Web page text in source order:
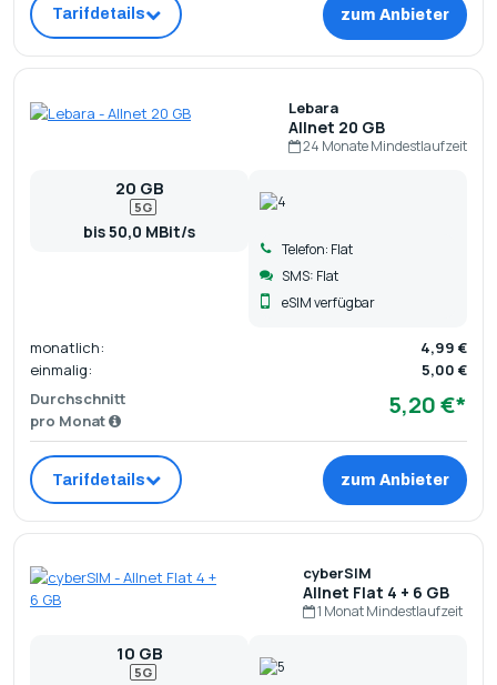
Tarifdetails zum Anbieter
Lebara
Allnet 20 GB
24 Monate Mindestlaufzeit
20 GB
5G
bis 50,0 MBit/s
Telefon: Flat
SMS: Flat
eSIM verfügbar
monatlich:
4,99 €
einmalig:
5,00 €
Durchschnitt
pro Monat
5,20 €*
Tarifdetails zum Anbieter
cyberSIM
Allnet Flat 4 + 6 GB
1 Monat Mindestlaufzeit
10 GB
5G